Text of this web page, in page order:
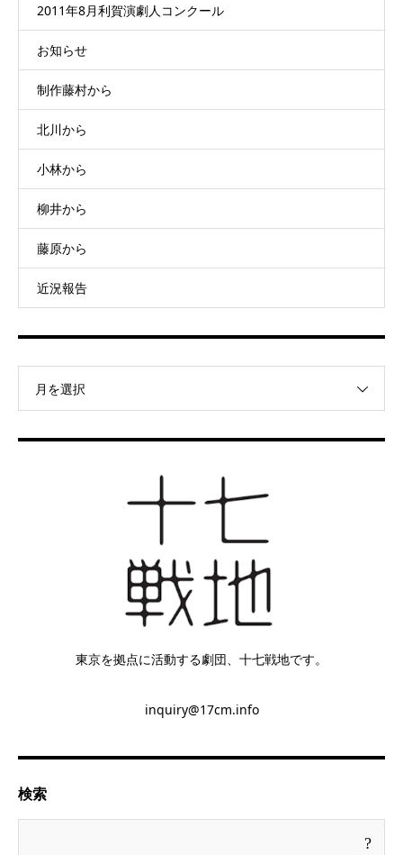
2011年8月利賀演劇人コンクール
お知らせ
制作藤村から
北川から
小林から
柳井から
藤原から
近況報告
月を選択
東京を拠点に活動する劇団、十七戦地です。
inquiry@17cm.info
検索